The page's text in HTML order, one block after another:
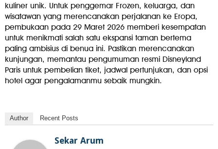
kuliner unik. Untuk penggemar Frozen, keluarga, dan
wisatawan yang merencanakan perjalanan ke Eropa,
pembukaan pada 29 Maret 2026 memberi kesempatan
untuk menikmati salah satu ekspansi taman bertema
paling ambisius di benua ini. Pastikan merencanakan
kunjungan, memantau pengumuman resmi Disneyland
Paris untuk pembelian tiket, jadwal pertunjukan, dan opsi
hotel agar pengalamanmu sebaik mungkin.
Author Recent Posts
Sekar Arum